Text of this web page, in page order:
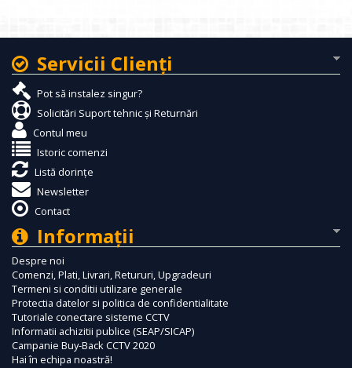
Servicii Clienţi
Pot să instalez singur?
Solicitări Suport tehnic și Returnări
Contul meu
Istoric comenzi
Listă dorințe
Newsletter
Contact
Informaţii
Despre noi
Comenzi, Plati, Livrari, Retururi, Upgradeuri
Termeni si conditii utilizare generale
Protectia datelor si politica de confidentialitate
Tutoriale conectare sisteme CCTV
Informatii achizitii publice (SEAP/SICAP)
Campanie Buy-Back CCTV 2020
Hai în echipa noastră!